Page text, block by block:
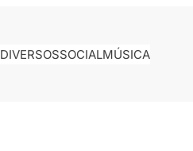
DIVERSOSSOCIALMÚSICA